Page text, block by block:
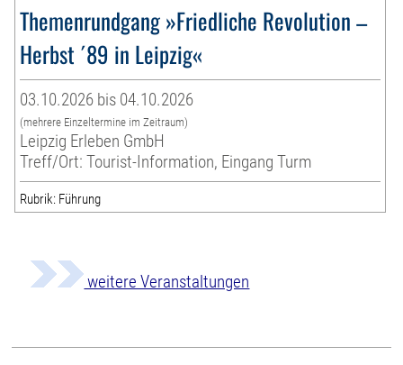
Themenrundgang »Friedliche Revolution –
Herbst ´89 in Leipzig«
03.10.2026 bis 04.10.2026
(mehrere Einzeltermine im Zeitraum)
Leipzig Erleben GmbH
Treff/Ort: Tourist-Information, Eingang Turm
Rubrik: Führung
weitere Veranstaltungen